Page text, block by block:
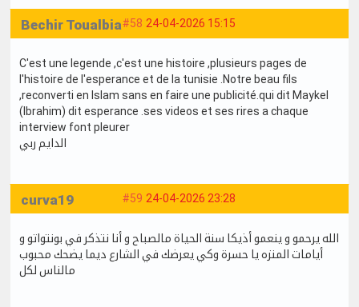
#58 24-04-2026 15:15
Bechir Toualbia
C'est une legende ,c'est une histoire ,plusieurs pages de
l'histoire de l'esperance et de la tunisie .Notre beau fils
,reconverti en Islam sans en faire une publicité.qui dit Maykel
(Ibrahim) dit esperance .ses videos et ses rires a chaque
interview font pleurer
الدايم ربي
#59 24-04-2026 23:28
curva19
الله يرحمو و ينعمو أذيكا سنة الحياة مالصباح و أنا نتذكر في بونتواتو و
أيامات المنزه يا حسرة وكي يعرضك في الشارع ديما يضحك محبوب
مالناس لكل